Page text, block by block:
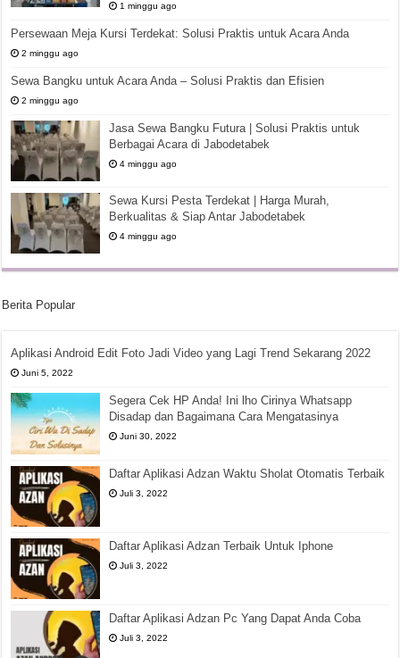
1 minggu ago
Persewaan Meja Kursi Terdekat: Solusi Praktis untuk Acara Anda
2 minggu ago
Sewa Bangku untuk Acara Anda – Solusi Praktis dan Efisien
2 minggu ago
Jasa Sewa Bangku Futura | Solusi Praktis untuk
Berbagai Acara di Jabodetabek
4 minggu ago
Sewa Kursi Pesta Terdekat | Harga Murah,
Berkualitas & Siap Antar Jabodetabek
4 minggu ago
Berita Popular
Aplikasi Android Edit Foto Jadi Video yang Lagi Trend Sekarang 2022
Juni 5, 2022
Segera Cek HP Anda! Ini lho Cirinya Whatsapp
Disadap dan Bagaimana Cara Mengatasinya
Juni 30, 2022
Daftar Aplikasi Adzan Waktu Sholat Otomatis Terbaik
Juli 3, 2022
Daftar Aplikasi Adzan Terbaik Untuk Iphone
Juli 3, 2022
Daftar Aplikasi Adzan Pc Yang Dapat Anda Coba
Juli 3, 2022